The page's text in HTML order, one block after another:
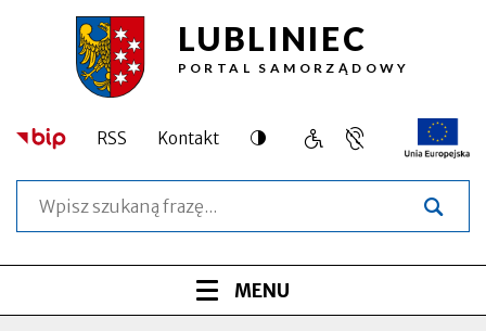
Środy
KSeF
-
cykl
szkoleń
(online)
Przejdź
treści
Przejdź
głównego
Przejdź
wyszukiwarki
Przejdź
stopki
LUBLINIEC
PORTAL SAMORZĄDOWY
RSS Kontakt Dostępność
migowy,
niesłyszących
Obsługa
osób
szczególnych
Otworzy
się
ROZWIŃ
MENU